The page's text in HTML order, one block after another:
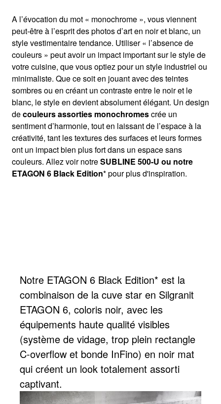
BLACK EDITION*
FAITES UNE DÉCLARATION EN NOIR.
A l’évocation du mot « monochrome », vous viennent
peut-être à l’esprit des photos d’art en noir et blanc, un
style vestimentaire tendance. Utiliser « l’absence de
couleurs » peut avoir un impact important sur le style de
votre cuisine, que vous optiez pour un style industriel ou
minimaliste. Que ce soit en jouant avec des teintes
sombres ou en créant un contraste entre le noir et le
blanc, le style en devient absolument élégant. Un design
decouleurs assorties monochromescrée un
sentiment d’harmonie, tout en laissant de l’espace à la
créativité, tant les textures des surfaces et leurs formes
ont un impact bien plus fort dans un espace sans
couleurs. Allez voir notreSUBLINE 500-U ou notre
ETAGON 6 Black Edition* pour plus d'inspiration.
Notre ETAGON 6 Black Edition* est la
combinaison de la cuve star en Silgranit
ETAGON 6, coloris noir, avec les
équipements haute qualité visibles
(système de vidage, trop plein rectangle
C-overflow et bonde InFino) en noir mat
qui créent un look totalement assorti
captivant.